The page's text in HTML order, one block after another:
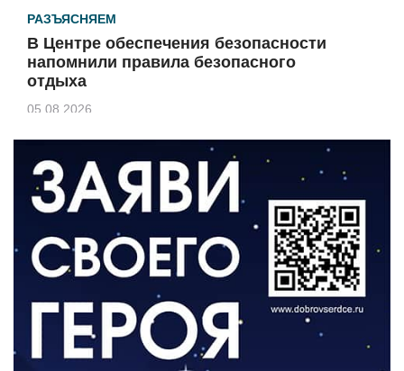
РАЗЪЯСНЯЕМ
В Центре обеспечения безопасности
напомнили правила безопасного
отдыха
05.08.2026
КУЛЬТУРА
Афиша Зеленоградска
04.08.2026
РАЗЪЯСНЯЕМ
Борьба с борщевиком продолжается
04.08.2026